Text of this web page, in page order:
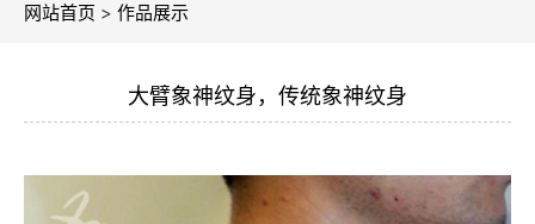
网站首页 > 作品展示
大臂象神纹身，传统象神纹身